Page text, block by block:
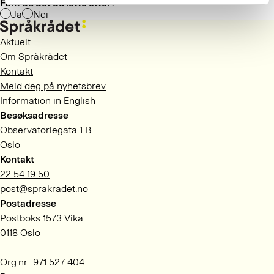
Fant du det du lette etter?
Ja
Nei
Aktuelt
Om Språkrådet
Kontakt
Meld deg på nyhetsbrev
Information in English
Besøksadresse
Observatoriegata 1 B
Oslo
Kontakt
22 54 19 50
post@sprakradet.no
Postadresse
Postboks 1573 Vika
0118 Oslo
Org.nr.: 971 527 404